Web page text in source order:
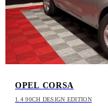
OPEL CORSA
1.4 90CH DESIGN EDITION